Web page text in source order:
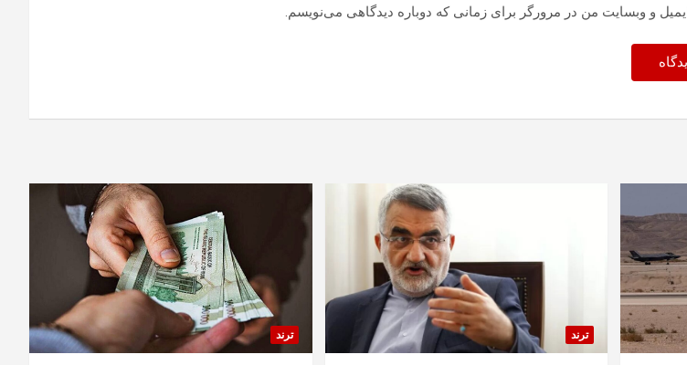
و وبسایت من در مرورگر برای زمانی که دوباره دیدگاهی می‌نویسم.
ترند ترند